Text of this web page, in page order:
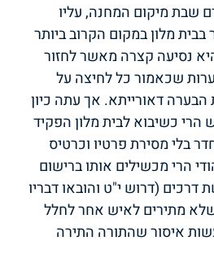
שבת מיקום המחנה, עליו
מלון במקום הקרוב ביותר
נסיעה קצרה מאשר לחזור
שכאמור כל לחיצה על
דאורייתא. אך עתה כיון
כשיבוא לבית מלון הפקיד
בלי מסירת פרטיו וכרטיס
הרי מכשילים אותו ברישום
דרכים (דרוש י"ט והובאו דבריו
מתירים לאיש אחר לחלל
איסור שהתורה התירה